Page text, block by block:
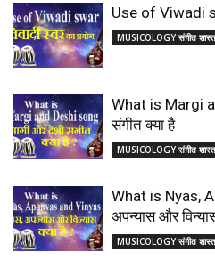
Use of Viwadi
MUSICOLOGY संगीत
What is Margi
संगीत क्या है
MUSICOLOGY संगीत
What is Nyas,
अपन्यास और
MUSICOLOGY संगीत